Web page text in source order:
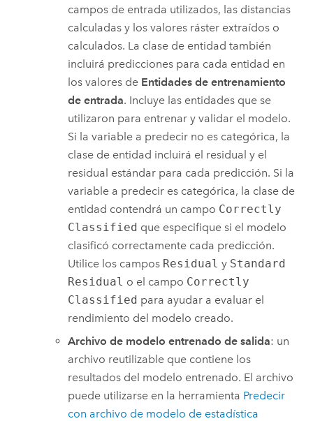
campos de entrada utilizados, las distancias
calculadas y los valores ráster extraídos o
calculados. La clase de entidad también
incluirá predicciones para cada entidad en
los valores de Entidades de entrenamiento
de entrada. Incluye las entidades que se
utilizaron para entrenar y validar el modelo.
Si la variable a predecir no es categórica, la
clase de entidad incluirá el residual y el
residual estándar para cada predicción. Si la
variable a predecir es categórica, la clase de
entidad contendrá un campo Correctly
Classified que especifique si el modelo
clasificó correctamente cada predicción.
Utilice los campos Residual y Standard
Residual o el campo Correctly
Classified para ayudar a evaluar el
rendimiento del modelo creado.
Archivo de modelo entrenado de salida: un
archivo reutilizable que contiene los
resultados del modelo entrenado. El archivo
puede utilizarse en la herramienta Predecir
con archivo de modelo de estadística